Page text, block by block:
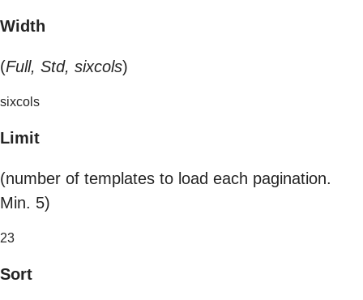
Width
(Full, Std, sixcols)
sixcols
Limit
(number of templates to load each pagination.
Min. 5)
23
Sort